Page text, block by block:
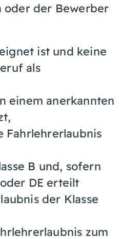
oder der Bewerber
ist und keine
als
einem anerkannten
Fahrlehrerlaubnis
B und, sofern
DE erteilt
der Klasse
zum